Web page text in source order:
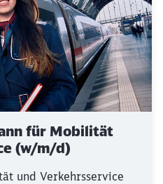
für Mobilität
(w/m/d)
und Verkehrsservice